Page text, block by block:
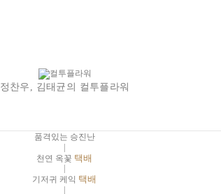
정찬우, 김태균의 컬투플라워
품격있는 승진난
|
천연 옥꽃 택배
기저귀 케익 택배